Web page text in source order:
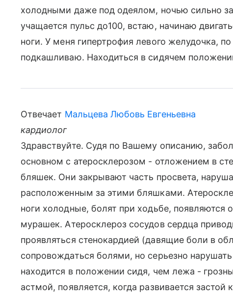
холодными даже под одеялом, ночью сильно
учащается пульс до100, встаю, начинаю
ноги. У меня гипертрофия левого желудочка,
подкашливаю. Находиться в сидячем
Отвечает Мальцева Любовь Евгеньевна
кардиолог
Здравствуйте. Судя по Вашему описанию,
основном с атеросклерозом - отложением в
бляшек. Они закрывают часть просвета,
расположенным за этими бляшками.
ноги холодные, болят при ходьбе, появляются
мурашек. Атеросклероз сосудов сердца
проявляться стенокардией (давящие боли в
сопровождаться болями, но серьезно
находится в положении сидя, чем лежа -
астмой, появляется, когда развивается